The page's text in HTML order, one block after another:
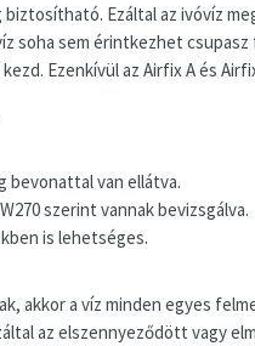
Ezáltal az ivóvíz
soha sem érintkezhet
Ezenkívül az Airfix A és
bevonattal van ellátva.
szerint vannak bevizsgálva.
is lehetséges.
akkor a víz minden egyes
az elszennyeződött vagy